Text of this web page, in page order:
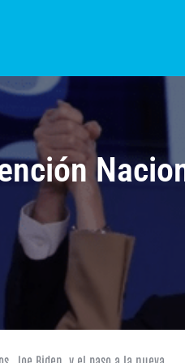
INTERNACIONAL